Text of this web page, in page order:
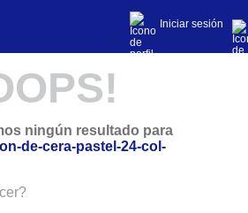
Iniciar sesión
ningún resultado para
de-cera-pastel-24-col-